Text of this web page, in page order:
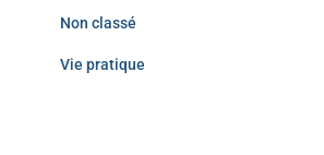
Non classé
Vie pratique